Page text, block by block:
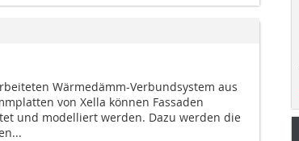
Wärmedämm-Verbundsystem aus
von Xella können Fassaden
und modelliert werden. Dazu werden die